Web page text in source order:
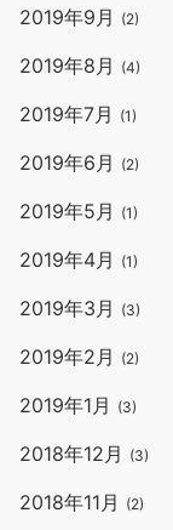
2019年9月 (2)
2019年8月 (4)
2019年7月 (1)
2019年6月 (2)
2019年5月 (1)
2019年4月 (1)
2019年3月 (3)
2019年2月 (2)
2019年1月 (3)
2018年12月 (3)
2018年11月 (2)